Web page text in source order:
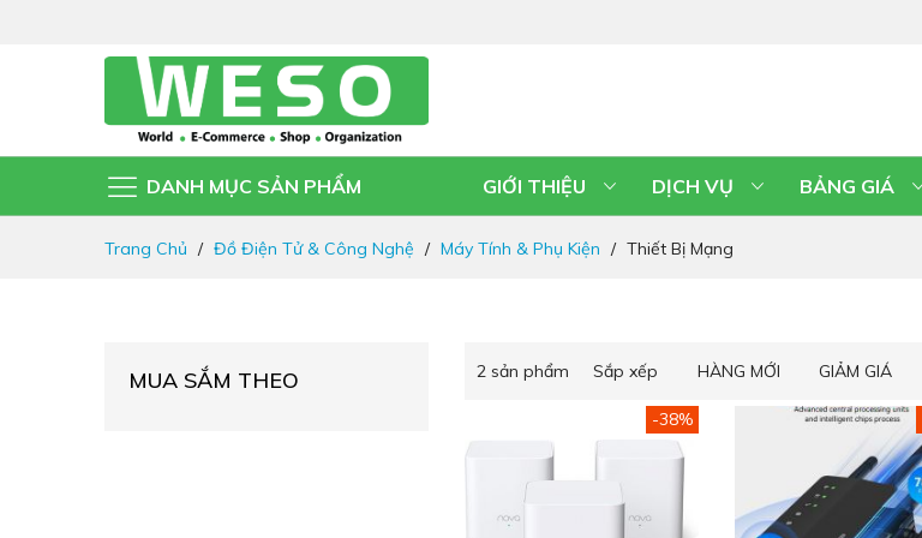
DANH MỤC SẢN PHẨM GIỚI THIỆU DỊCH VỤ BẢNG GIÁ
Trang Chủ Đồ Điện Tử & Công Nghệ Máy Tính & Phụ Kiện Thiết Bị Mạng
2 sản phẩm Sắp xếp HÀNG MỚI GIẢM GIÁ
-38%
MUA SẮM THEO